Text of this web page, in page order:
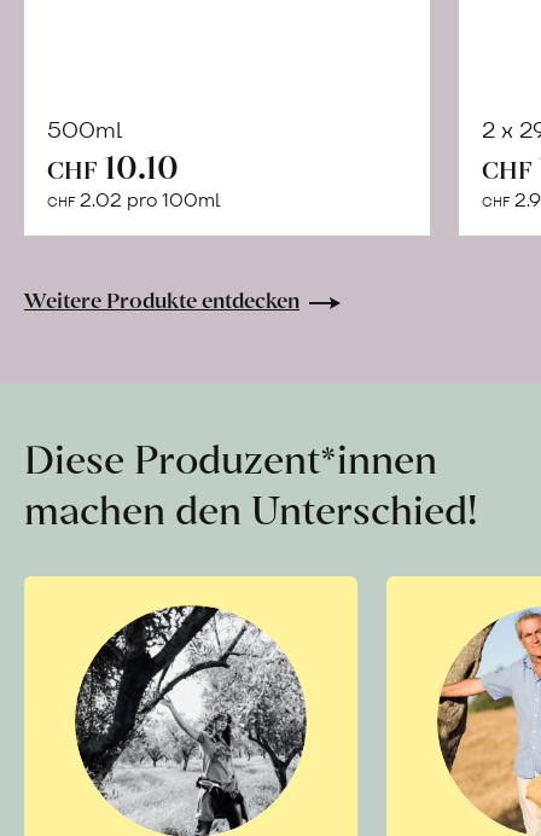
500ml
CHF 10.10
CHF 2.02 pro 100ml
Warenkorb
2 x
CHF
CHF
Weitere Produkte entdecken
Diese Produzent*innen
machen den Unterschied!